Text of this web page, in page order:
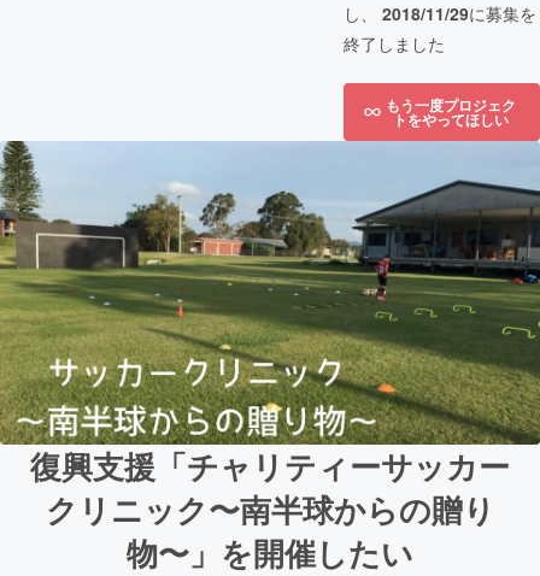
し、 2018/11/29に募集を
終了しました
もう一度プロジェク
トをやってほしい
復興支援「チャリティーサッカー
クリニック〜南半球からの贈り
物〜」を開催したい